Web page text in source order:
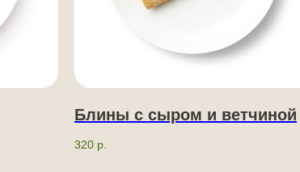
Блины с сыром и ветчиной
320 р.